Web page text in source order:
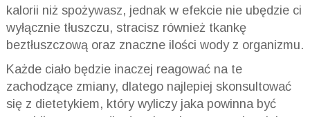
kalorii niż spożywasz, jednak w efekcie nie ubędzie ci
wyłącznie tłuszczu, stracisz również tkankę
beztłuszczową oraz znaczne ilości wody z organizmu.
Każde ciało będzie inaczej reagować na te
zachodzące zmiany, dlatego najlepiej skonsultować
się z dietetykiem, który wyliczy jaka powinna być